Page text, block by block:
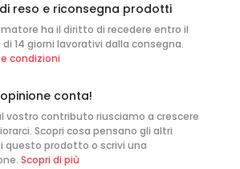
reso e riconsegna prodotti
ha il diritto di recedere entro il
14 giorni lavorativi dalla consegna.
condizioni
conta!
vostro contributo riusciamo a crescere
Scopri cosa pensano gli altri
questo prodotto o scrivi una
Scopri di più